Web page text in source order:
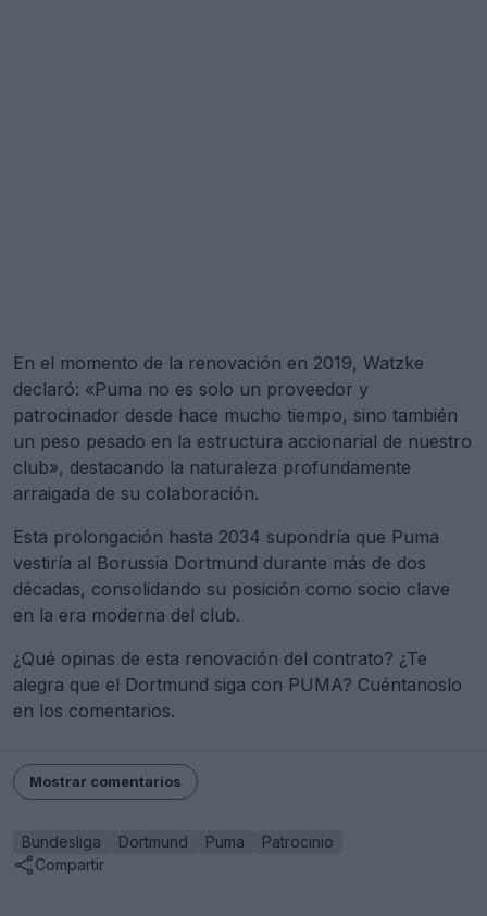
En el momento de la renovación en 2019, Watzke
declaró: «Puma no es solo un proveedor y
patrocinador desde hace mucho tiempo, sino también
un peso pesado en la estructura accionarial de nuestro
club», destacando la naturaleza profundamente
arraigada de su colaboración.
Esta prolongación hasta 2034 supondría que Puma
vestiría al Borussia Dortmund durante más de dos
décadas, consolidando su posición como socio clave
en la era moderna del club.
¿Qué opinas de esta renovación del contrato? ¿Te
alegra que el Dortmund siga con PUMA? Cuéntanoslo
en los comentarios.
Mostrar comentarios
Bundesliga Dortmund Puma
Patrocinio
Compartir